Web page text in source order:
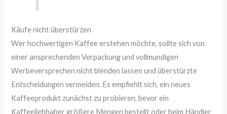
Käufe nicht überstürzen
Wer hochwertigen Kaffee erstehen möchte, sollte sich von
einer ansprechenden Verpackung und vollmundigen
Werbeversprechen nicht blenden lassen und überstürzte
Entscheidungen vermeiden. Es empfiehlt sich, ein neues
Kaffeeprodukt zunächst zu probieren, bevor ein
Kaffeeliebhaber größere Mengen bestellt oder beim Händler